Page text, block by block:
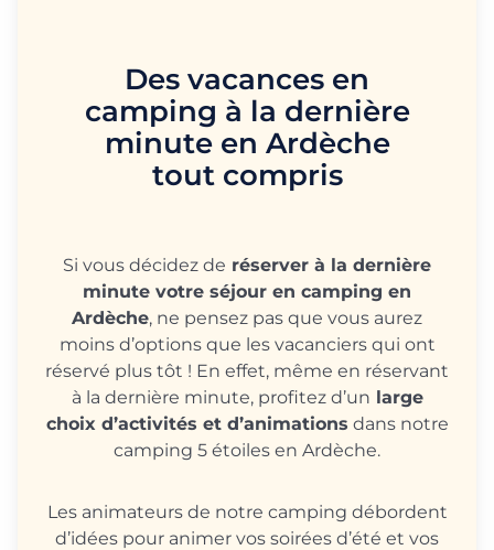
Des vacances en
camping à la dernière
minute en Ardèche
tout compris
Si vous décidez de réserver à la dernière
minute votre séjour en camping en
Ardèche, ne pensez pas que vous aurez
moins d’options que les vacanciers qui ont
réservé plus tôt ! En effet, même en réservant
à la dernière minute, profitez d’un large
choix d’activités et d’animations dans notre
camping 5 étoiles en Ardèche.
Les animateurs de notre camping débordent
d’idées pour animer vos soirées d’été et vos